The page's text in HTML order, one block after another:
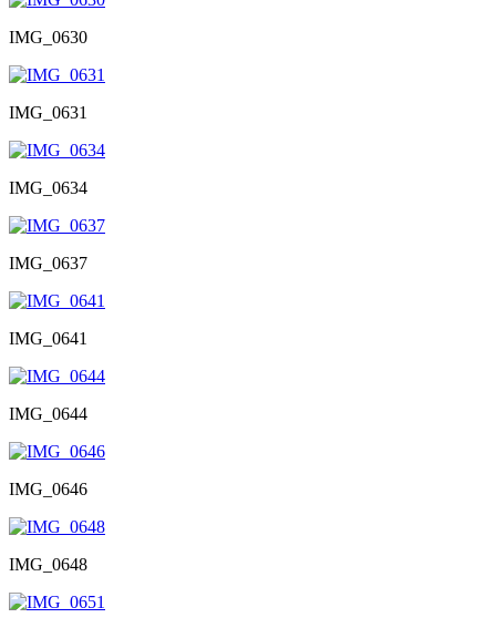
IMG_0630
IMG_0631
IMG_0634
IMG_0637
IMG_0641
IMG_0644
IMG_0646
IMG_0648